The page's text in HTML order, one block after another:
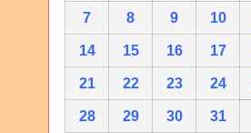
7 8 9 10
14 15 16 17
21 22 23 24
28 29 30 31